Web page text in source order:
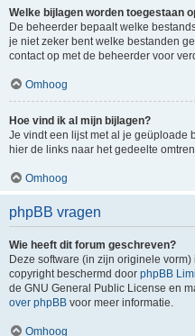
Welke bijlagen worden toegestaan
De beheerder bepaalt welke
je niet zeker bent welke bestanden
contact op met de beheerder voor
Omhoog
Hoe vind ik al mijn bijlagen?
Je vindt een lijst met al je geüploade
hier de links naar het gedeelte
Omhoog
phpBB vragen
Wie heeft dit forum geschreven?
Deze software (in zijn originele
copyright beschermd door phpBB
de GNU General Public License en
over phpBB voor meer informatie.
Omhoog